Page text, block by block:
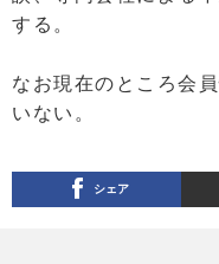
する。
なお現在のところ会
いない。
シェア